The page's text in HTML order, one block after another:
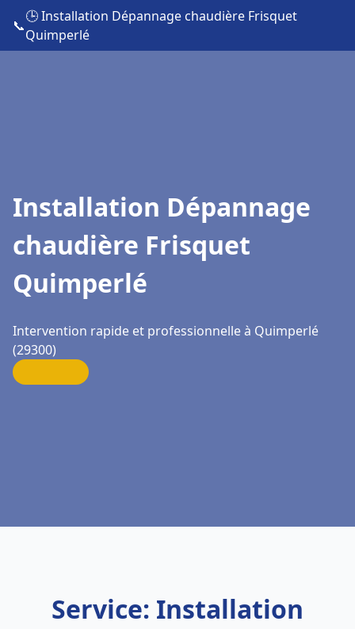
📞
🕒 Installation Dépannage chaudière Frisquet
Quimperlé
Installation Dépannage
chaudière Frisquet
Quimperlé
Intervention rapide et professionnelle à Quimperlé
(29300)
Service: Installation